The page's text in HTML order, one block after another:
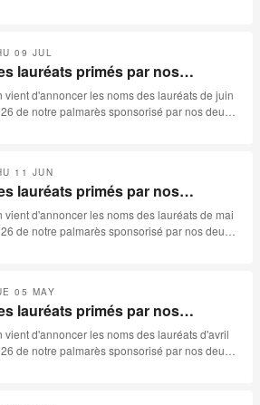
s’est invitée aux festivités de la «
mise des Reussilles ». Catalogue de 78
avec quelques absences, et surtout beaucoup
d’invendues, les paysans jurassiens ne
pas ça.
09 JUL
lauréats primés par nos
pour le mois de juin 2026
vient d'annoncer les noms des lauréats de juin
de notre palmarès sponsorisé par nos deux
11 JUN
lauréats primés par nos
pour le mois de mai 2026
vient d'annoncer les noms des lauréats de mai
de notre palmarès sponsorisé par nos deux
05 MAY
lauréats primés par nos
pour le mois d'avril 2026
vient d'annoncer les noms des lauréats d'avril
de notre palmarès sponsorisé par nos deux